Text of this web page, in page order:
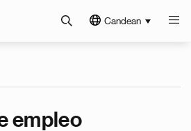
Candean
empleo